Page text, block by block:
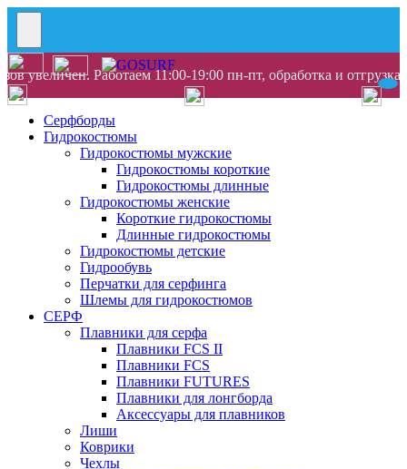
увеличен. Работаем 11:00-19:00 пн-пт, обработка и
Серфборды
Гидрокостюмы
Гидрокостюмы мужские
Гидрокостюмы короткие
Гидрокостюмы длинные
Гидрокостюмы женские
Короткие гидрокостюмы
Длинные гидрокостюмы
Гидрокостюмы детские
Гидрообувь
Перчатки для серфинга
Шлемы для гидрокостюмов
СЕРФ
Плавники для серфа
Плавники FCS II
Плавники FCS
Плавники FUTURES
Плавники для лонгборда
Аксессуары для плавников
Лиши
Коврики
Чехлы